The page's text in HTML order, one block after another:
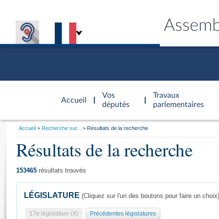
Accueil
d'accueil
Vos
députés
Travaux
parlementaires
Général
Vous
Accueil Recherche sur... Résultats de la recherche
Résultats de la recherche
153465 résultats trouvés
LÉGISLATURE (Cliquez sur l'un des boutons pour faire un choix)
17e législature (X) Précédentes législatures